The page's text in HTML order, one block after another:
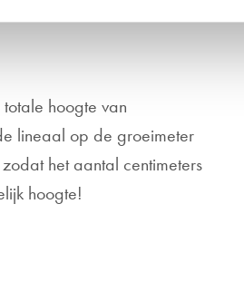
hoogte van
lineaal op de groeimeter
het aantal centimeters
hoogte!